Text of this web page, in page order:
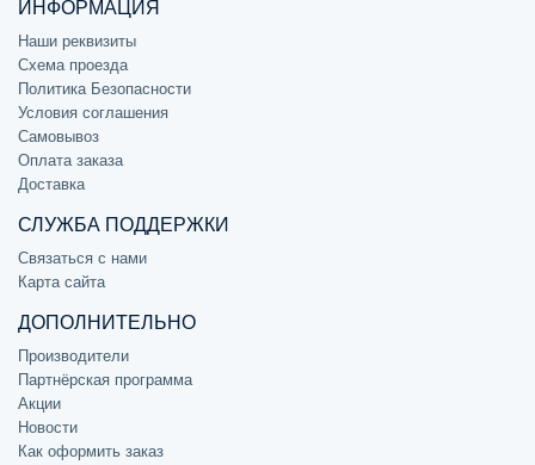
ИНФОРМАЦИЯ
Наши реквизиты
Схема проезда
Политика Безопасности
Условия соглашения
Самовывоз
Оплата заказа
Доставка
СЛУЖБА ПОДДЕРЖКИ
Связаться с нами
Карта сайта
ДОПОЛНИТЕЛЬНО
Производители
Партнёрская программа
Акции
Новости
Как оформить заказ